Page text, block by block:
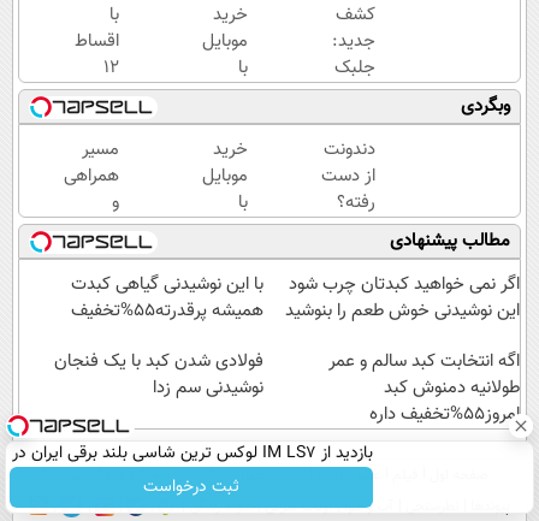
کشف
جدید:
جلبک
اسپیرولینا
پیری را
متوقف
می
کند50%تخفیف
خرید
موبایل
با
اسنپ
پی | در
۴
قسط
بدون
سود و
کارمزد!
با
اقساط
12
ماهه
دندونتو
ایمپلنت
کن 🧩
بدون
سود
وبگردی
دندونت
از دست
رفته؟
وقت
ایمپلنت
دیجیتاله
خرید
موبایل
با
اسنپ
پی | در
۴
قسط
سود و
کارمزد!
مسیر
همراهی
و
گزارش
عملکرد
گروه
اسنپ
۱۴۰۴
مطالب پیشنهادی
اگر نمی خواهید کبدتان چرب شود
این نوشیدنی خوش طعم را بنوشید
با این نوشیدنی گیاهی کبدت
همیشه پرقدرته55%تخفیف
اگه انتخابت کبد سالم و عمر
طولانیه دمنوش کبد
امروز55%تخفیف داره
فولادی شدن کبد با یک فنجان
نوشیدنی سم زدا
بازدید از IM LS7 لوکس ترین شاسی بلند برقی ایران در
باشگاه انقلاب
ثبت درخواست عصر ایران۲ درباره عصرایران تماس با ما
آب و هوا اوقات شرعی سواد زندگی